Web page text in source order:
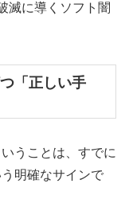
滅に導くソフト闇
「正しい手
うことは、すでに
明確なサインで